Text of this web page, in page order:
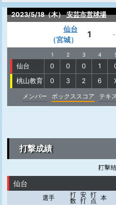
2023/5/18（木） 安芸市営球場
仙台
（宮城）
1 -
1 2 3 4
仙台 0 0 0 1
桃山教育
0 3 2 6
メンバー
ボックススコア テキ
打撃成績
仙台
選手
打
数
安
打
打
点 本